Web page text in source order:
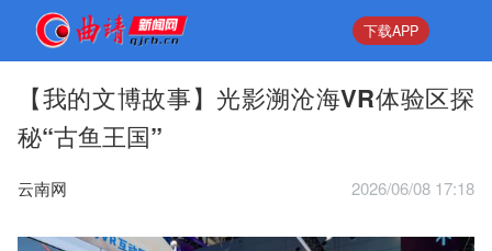
下载APP
【我的文博故事】光影溯沧海VR体验区探
秘“古鱼王国”
云南网 2026/06/08 17:18